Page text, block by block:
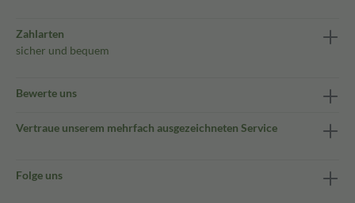
Zahlarten
sicher und bequem
Bewerte uns
Vertraue unserem mehrfach ausgezeichneten Service
Folge uns